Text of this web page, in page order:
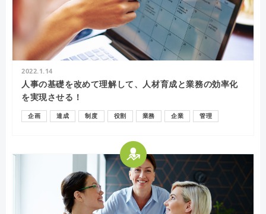
2022.1.14
人事の基礎を改めて理解して、人材育成と業務の効率化
を実現させる！
企画 達成 制度 役割 業務 企業 管理